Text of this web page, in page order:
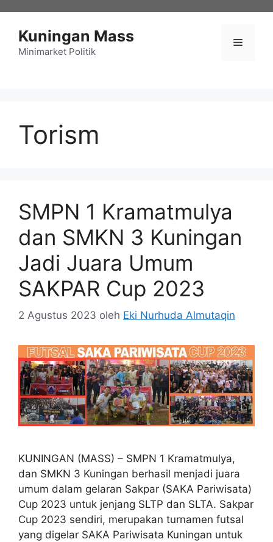
Kuningan Mass
Minimarket Politik
Menu
Torism
SMPN 1 Kramatmulya
dan SMKN 3 Kuningan
Jadi Juara Umum
SAKPAR Cup 2023
2 Agustus 2023 oleh Eki Nurhuda Almutaqin
KUNINGAN (MASS) – SMPN 1 Kramatmulya,
dan SMKN 3 Kuningan berhasil menjadi juara
umum dalam gelaran Sakpar (SAKA Pariwisata)
Cup 2023 untuk jenjang SLTP dan SLTA. Sakpar
Cup 2023 sendiri, merupakan turnamen futsal
yang digelar SAKA Pariwisata Kuningan untuk